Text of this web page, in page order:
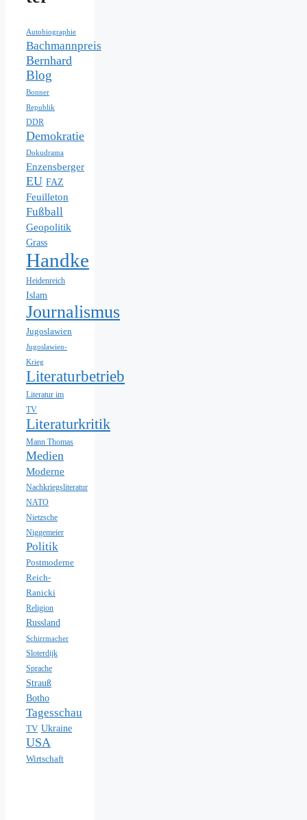
Autobiographie
Bachmannpreis
Bernhard
Blog
Bonner
Republik
DDR
Demokratie
Dokudrama
Enzensberger
EU FAZ
Feuilleton
Fußball
Geopolitik
Grass
Handke
Heidenreich
Islam
Journalismus
Jugoslawien
Jugoslawien-
Krieg
Literaturbetrieb
Literatur im
TV
Literaturkritik
Mann Thomas
Medien
Moderne
Nachkriegsliteratur
NATO
Nietzsche
Niggemeier
Politik
Postmoderne
Reich-
Ranicki
Religion
Russland
Schirrmacher
Sloterdijk
Sprache
Strauß
Botho
Tagesschau
TV Ukraine
USA
Wirtschaft